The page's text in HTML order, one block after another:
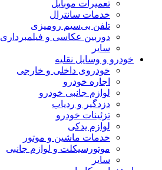
تعمیرات موبایل
خدمات سانترال
تلفن بی‌سیم رومیزی
دوربین عکاسی و فیلمبرداری
سایر
خودرو و وسایل نقلیه
خودروی داخلی و خارجی
اجاره خودرو
لوازم جانبی خودرو
دزدگیر و ردیاب
تزئینات خودرو
لوازم یدکی
خدمات ماشین و موتور
موتورسیکلت و لوازم جانبی
سایر